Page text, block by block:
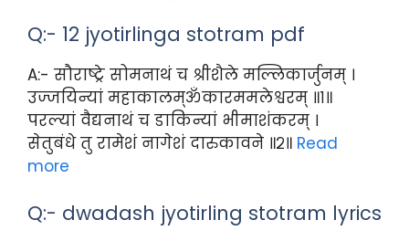
Q:- 12 jyotirlinga stotram pdf
A:- सौराष्ट्रे सोमनाथं च श्रीशैले मल्लिकार्जुनम् ।
उज्जयिन्यां महाकालम्ॐकारममलेश्वरम् ॥१॥
परल्यां वैद्यनाथं च डाकिन्यां भीमाशंकरम् ।
सेतुबंधे तु रामेशं नागेशं दारुकावने ॥२॥ Read
more
Q:- dwadash jyotirling stotram lyrics